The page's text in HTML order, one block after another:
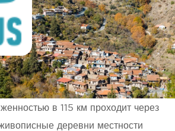
в 115 км проходит через
деревни местности